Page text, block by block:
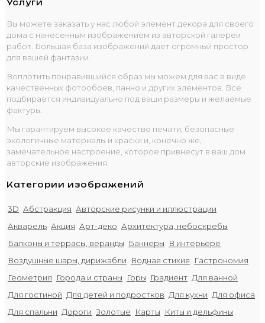
Услуги
Вы можете заказать у нас любой элемент декора для своего
дома с нанесенным изображением из авторской галереи
работ. Большая база изображений дает огромный простор
для вашей фантазии.
Воплотить понравившийся образ мы можем для вас в виде
качественных фотообоев, панно и других элементов. Все
подбирается индивидуально под ваши размеры и желаемые
фактуры.
Мы гарантируем высокое качество печати, безопасные
экологичные материалы и краски и, конечно же,
замечательное настроение, которое привнесут в ваш дом
авторские изображения.
Категории изображений
3D Абстракция Авторские рисунки и иллюстрации
Акварель Акция Арт-деко Архитектура, небоскребы
Балконы и террасы, веранды
Баннеры
В интерьере
Воздушные шары, дирижабли
Водная стихия
Гастрономия
Геометрия
Города и страны Горы Градиент Для ванной
Для гостиной Для детей и подростков Для кухни Для офиса
Для спальни Дороги Золотые Карты
Киты и дельфины